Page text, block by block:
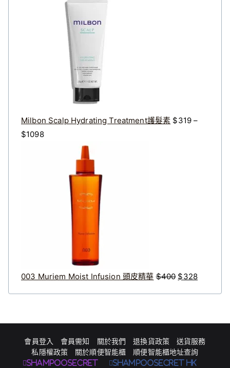
價
格
：
Milbon Scalp Hydrating Treatment護髮素 $319 –
$1098價
$
003 Muriem Moist Infusion 頭皮精華 $400 。
$328
會員登入 會員需知 關於我們 退換貨政策
送貨服務
私隱權政策
關於順便智能櫃 順便智能櫃地址查詢
Shampoosecret ShampooSecret HK